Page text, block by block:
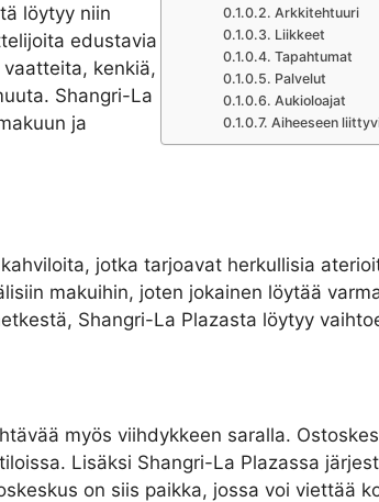
Arkkitehtuuri
Liikkeet
Tapahtumat
Palvelut
Aukioloajat
Aiheeseen
löytyy niin
edustavia
kenkiä,
Shangri-La
ja
jotka tarjoavat herkullisia
makuihin, joten jokainen löytää
Shangri-La Plazasta löytyy
myös viihdykkeen saralla.
Lisäksi Shangri-La Plazassa
on siis paikka, jossa voi viettää